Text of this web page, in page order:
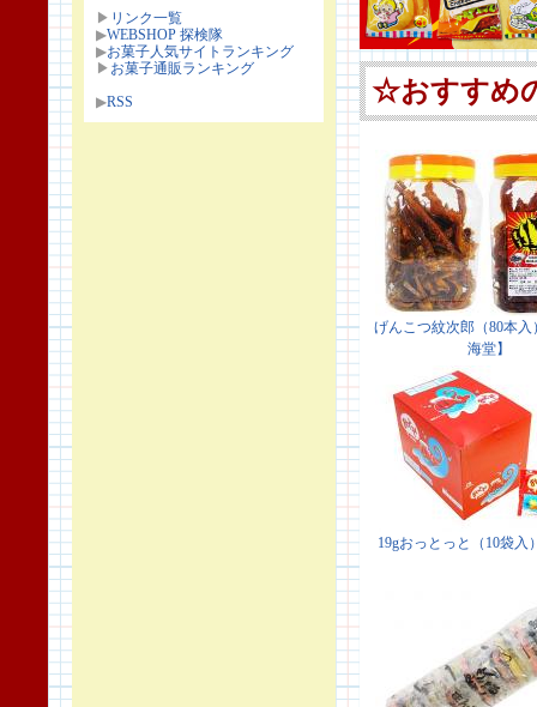
▶ リンク一覧
▶WEBSHOP 探検隊
▶お菓子人気サイトランキング
▶ お菓子通販ランキング
▶RSS